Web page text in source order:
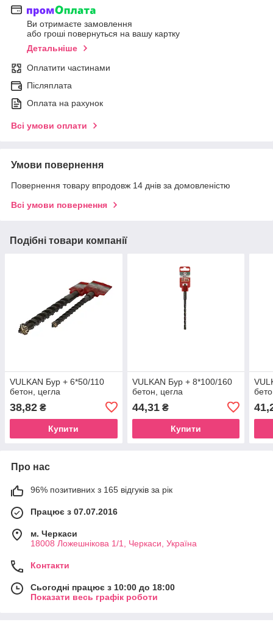
Ви отримаєте замовлення
або гроші повернуться на вашу картку
Детальніше
Оплатити частинами
Післяплата
Оплата на рахунок
Всі умови оплати
Умови повернення
Повернення товару впродовж 14 днів за домовленістю
Всі умови повернення
Подібні товари компанії
VULKAN Бур + 6*50/110
бетон, цегла
38,82 ₴
Купити
VULKAN Бур + 8*100/160
бетон, цегла
44,31₴
Купити
Про нас
96% позитивних з 165 відгуків за рік
Працює з 07.07.2016
м. Черкаси
18008 Ложешнікова 1/1, Черкаси, Україна
Контакти
Сьогодні працює з 10:00 до 18:00
Показати весь графік роботи